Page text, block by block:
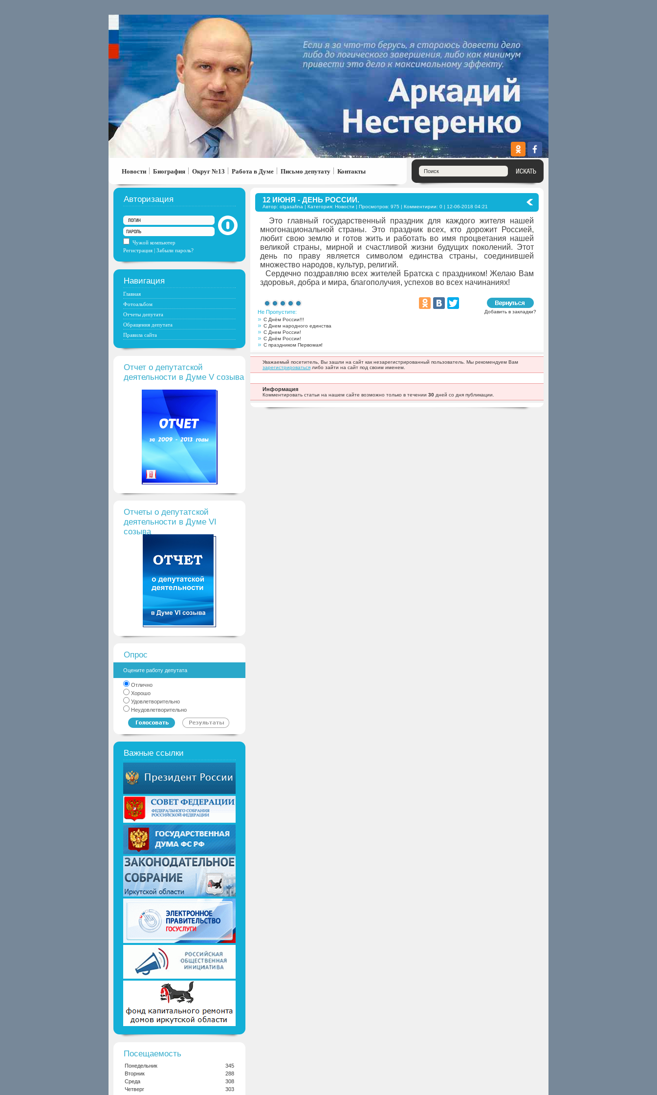
Новости Биография Округ №13 Работа в Думе Письмо депутату Контакты
12 ИЮНЯ - ДЕНЬ РОССИИ.
Автор: olgasafina | Категория: Новости | Просмотров: 975 | Комментирии: 0 | 12-06-2018 04:21
Это главный государственный праздник для каждого жителя нашей
многонациональной страны. Это праздник всех, кто дорожит Россией,
любит свою землю и готов жить и работать во имя процветания нашей
великой страны, мирной и счастливой жизни будущих поколений. Этот
день по праву является символом единства страны, соединившей
множество народов, культур, религий.
Сердечно поздравляю всех жителей Братска с праздником! Желаю Вам
здоровья, добра и мира, благополучия, успехов во всех начинаниях!
Не Пропустите:
Добавить в закладки?
С Днём России!!!
С Днем народного единства
С Днем России!
С Днём России!
С праздником Первомая!
Уважаемый посетитель, Вы зашли на сайт как незарегистрированный пользователь. Мы рекомендуем Вам
зарегистрироваться либо зайти на сайт под своим именем.
Информация
Комментировать статьи на нашем сайте возможно только в течении 30 дней со дня публикации.
Авторизация
Чужой компьютер
Регистрация | Забыли пароль?
Навигация
Главная
Фотоальбом
Отчеты депутата
Обращения депутата
Правила сайта
Отчет о депутатской
деятельности в Думе V созыва
Отчеты о депутатской
деятельности в Думе VI
созыва
Опрос
Оцените работу депутата
Отлично
Хорошо
Удовлетворительно
Неудовлетворительно
Важные ссылки
Посещаемость
Понедельник
345
Вторник
288
Среда
308
Четверг
303